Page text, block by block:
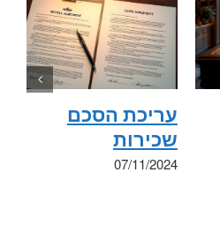
עריכת הסכם
שכירות
07/11/2024